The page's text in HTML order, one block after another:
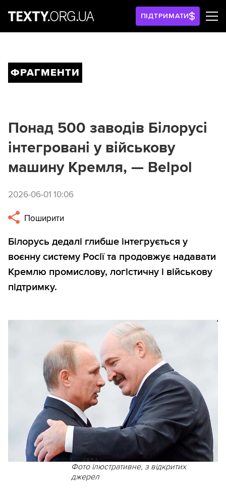
ПІДТРИМАТИ
ФРАГМЕНТИ
Понад 500 заводів Білорусі
інтегровані у військову
машину Кремля, — Belpol
2026-06-01 10:06
Поширити
Білорусь дедалі глибше інтегрується у
воєнну систему Росії та продовжує надавати
Кремлю промислову, логістичну і військову
підтримку.
Фото ілюстративне, з відкритих
джерел